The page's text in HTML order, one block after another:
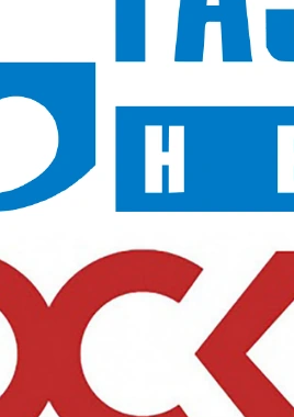
восстанавливающим действием.
и соответствует ГОСТ 31460-
применения
и лица требует восстановления
неблагоприятных факторов.
ГОСТ 31460-2012 и ГОСТ Р 12.4.301-
подтверждает статус
Крем регенерирующий